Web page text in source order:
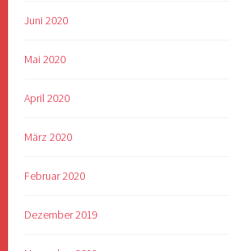
Juni 2020
Mai 2020
April 2020
März 2020
Februar 2020
Dezember 2019